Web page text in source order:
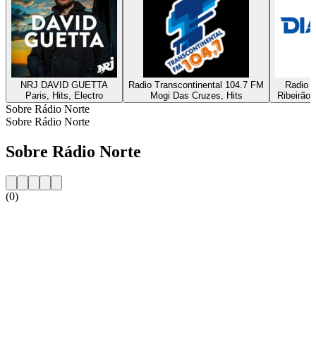
NRJ DAVID GUETTA
Paris, Hits, Electro
Radio Transcontinental 104.7 FM
Mogi Das Cruzes, Hits
Radio
Ribeirão
Sobre Rádio Norte
Sobre Rádio Norte
Sobre Rádio Norte
(0)